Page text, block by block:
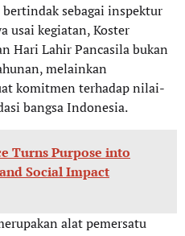
sebagai inspektur
usai kegiatan, Koster
Hari Lahir Pancasila bukan
melainkan
komitmen terhadap nilai-
bangsa Indonesia.
Turns Purpose into
Social Impact
alat pemersatu